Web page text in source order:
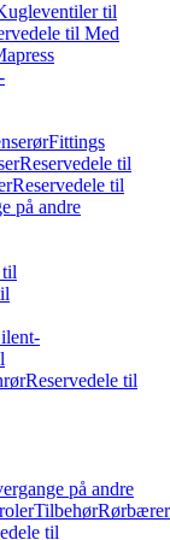
til
til Med
Fittings
Reservedele til
Reservedele til
på andre
til
Reservedele til
på andre
Tilbehør
til